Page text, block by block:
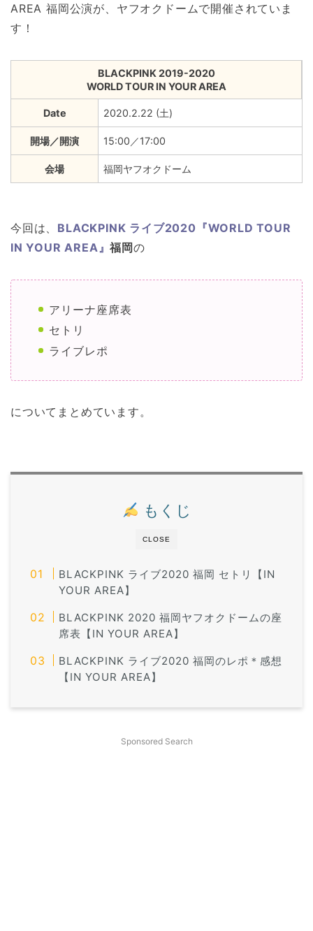
AREA 福岡公演が、ヤフオクドームで開催されていま
す！
BLACKPINK 2019-2020
WORLD TOUR IN YOUR AREA
Date 2020.2.22 (土)
開場／開演 15:00／17:00
会場 福岡ヤフオクドーム
今回は、 BLACKPINK ライブ2020『WORLD TOUR
IN YOUR AREA』福岡の
アリーナ座席表
セトリ
ライブレポ
についてまとめています。
CLOSE
もくじ
BLACKPINK ライブ2020 福岡 セトリ【IN
YOUR AREA】
BLACKPINK 2020 福岡ヤフオクドームの座
席表【IN YOUR AREA】
BLACKPINK ライブ2020 福岡のレポ＊感想
【IN YOUR AREA】
Sponsored Search